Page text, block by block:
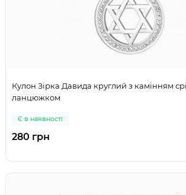
Кулон Зірка Давида круглий з камінням
ланцюжком
Є в наявності
280 грн